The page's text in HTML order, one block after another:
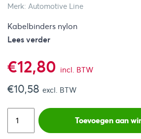
Merk: Automotive Line
Kabelbinders nylon
Lees verder
€12,80 incl. BTW
€10,58 excl. BTW
Toevoegen aan